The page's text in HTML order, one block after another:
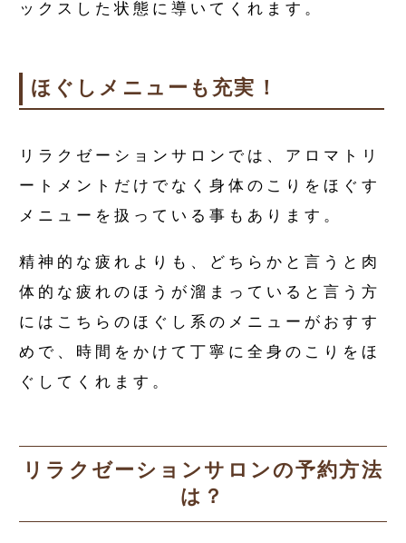
ックスした状態に導いてくれます。
ほぐしメニューも充実！
リラクゼーションサロンでは、アロマトリ
ートメントだけでなく身体のこりをほぐす
メニューを扱っている事もあります。
精神的な疲れよりも、どちらかと言うと肉
体的な疲れのほうが溜まっていると言う方
にはこちらのほぐし系のメニューがおすす
めで、時間をかけて丁寧に全身のこりをほ
ぐしてくれます。
リラクゼーションサロンの予約方法
は？